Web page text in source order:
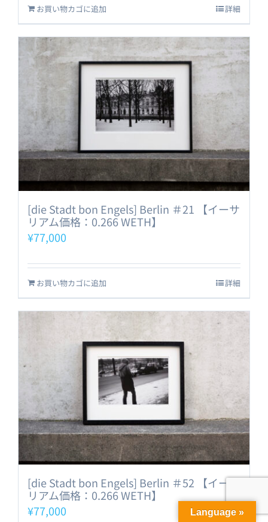
お買い物カゴに追加 詳細
[die Stadt bon Engels] Berlin ＃21 【イーサ
リアム価格：0.266 WETH】
¥77,000
お買い物カゴに追加 詳細
[die Stadt bon Engels] Berlin ＃52 【イーサ
リアム価格：0.266 WETH】
¥77,000 Language »